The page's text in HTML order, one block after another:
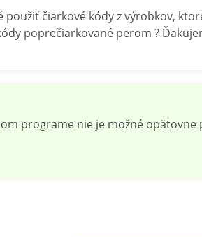
použiť čiarkové kódy z výrobkov,
poprečiarkované perom ?
programe nie je možné